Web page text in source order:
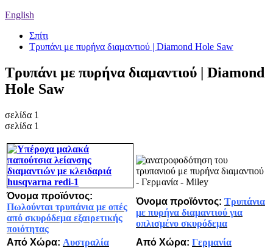
English
Σπίτι
Τρυπάνι με πυρήνα διαμαντιού | Diamond Hole Saw
Τρυπάνι με πυρήνα διαμαντιού | Diamond
Hole Saw
σελίδα 1
σελίδα 1
Όνομα προϊόντος:
Πωλούνται τρυπάνια με οπές
από σκυρόδεμα εξαιρετικής
ποιότητας
Όνομα προϊόντος: Τρυπάνια
με πυρήνα διαμαντιού για
οπλισμένο σκυρόδεμα
Από Χώρα: Αυστραλία Από Χώρα: Γερμανία